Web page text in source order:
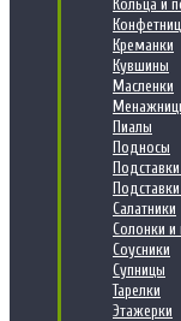
Кольца и
Креманки
Кувшины
Масленки
Пиалы
Подносы
Салатники
Солонки и
Соусники
Супницы
Тарелки
Этажерки